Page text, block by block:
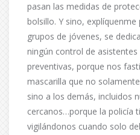
pasan las medidas de
bolsillo. Y sino,
grupos de jóvenes, se
ningún control de asistentes
preventivas, porque nos
mascarilla que no
sino a los demás, incluidos
cercanos…porque la policía
vigilándonos cuando solo